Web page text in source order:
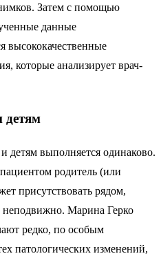
Затем с помощью
данные
высококачественные
которые анализирует врач-
детям
детям выполняется одинаково.
родитель (или
присутствовать рядом,
неподвижно. Марина Герко
редко, по особым
патологических изменений,